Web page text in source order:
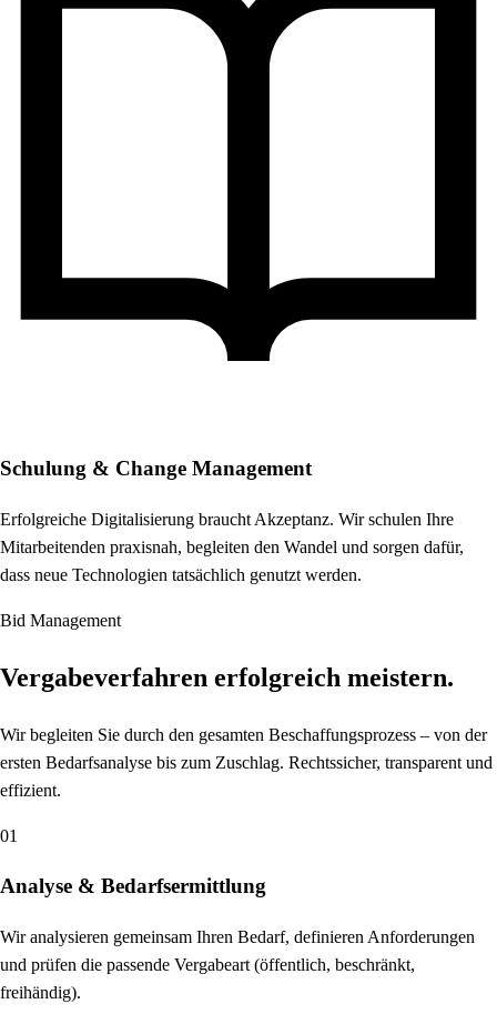
Schulung & Change Management
Erfolgreiche Digitalisierung braucht Akzeptanz. Wir schulen Ihre
Mitarbeitenden praxisnah, begleiten den Wandel und sorgen dafür,
dass neue Technologien tatsächlich genutzt werden.
Bid Management
Vergabeverfahren erfolgreich meistern.
Wir begleiten Sie durch den gesamten Beschaffungsprozess – von der
ersten Bedarfsanalyse bis zum Zuschlag. Rechtssicher, transparent und
effizient.
01
Analyse & Bedarfsermittlung
Wir analysieren gemeinsam Ihren Bedarf, definieren Anforderungen
und prüfen die passende Vergabeart (öffentlich, beschränkt,
freihändig).